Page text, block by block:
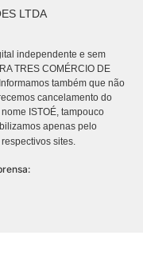
LTDA
independente e sem
TRES COMÉRCIO DE
também que não
cancelamento do
ISTOÉ, tampouco
apenas pelo
respectivos sites.